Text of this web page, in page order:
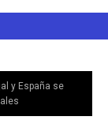
y España se